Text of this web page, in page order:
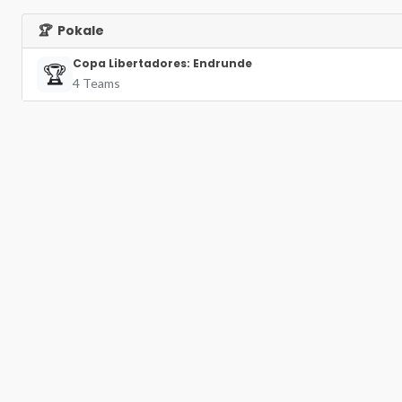
🏆 Pokale
🏆 Copa Libertadores: Endrunde
4 Teams